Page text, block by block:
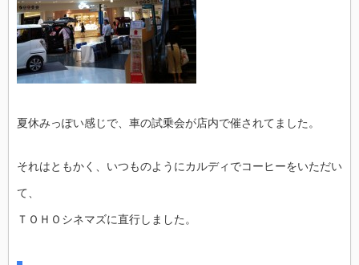
夏休みっぽい感じで、車の試乗会が店内で催されてました。
それはともかく、いつものようにカルディでコーヒーをいただい
て、
ＴＯＨＯシネマズに直行しました。